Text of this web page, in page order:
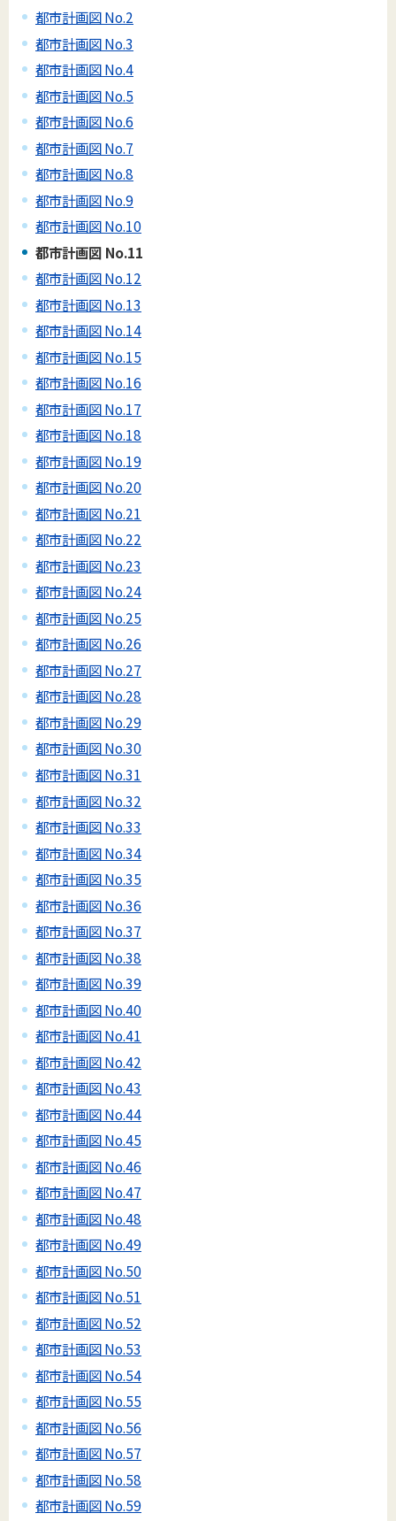
都市計画図 No.2
都市計画図 No.3
都市計画図 No.4
都市計画図 No.5
都市計画図 No.6
都市計画図 No.7
都市計画図 No.8
都市計画図 No.9
都市計画図 No.10
都市計画図 No.11
都市計画図 No.12
都市計画図 No.13
都市計画図 No.14
都市計画図 No.15
都市計画図 No.16
都市計画図 No.17
都市計画図 No.18
都市計画図 No.19
都市計画図 No.20
都市計画図 No.21
都市計画図 No.22
都市計画図 No.23
都市計画図 No.24
都市計画図 No.25
都市計画図 No.26
都市計画図 No.27
都市計画図 No.28
都市計画図 No.29
都市計画図 No.30
都市計画図 No.31
都市計画図 No.32
都市計画図 No.33
都市計画図 No.34
都市計画図 No.35
都市計画図 No.36
都市計画図 No.37
都市計画図 No.38
都市計画図 No.39
都市計画図 No.40
都市計画図 No.41
都市計画図 No.42
都市計画図 No.43
都市計画図 No.44
都市計画図 No.45
都市計画図 No.46
都市計画図 No.47
都市計画図 No.48
都市計画図 No.49
都市計画図 No.50
都市計画図 No.51
都市計画図 No.52
都市計画図 No.53
都市計画図 No.54
都市計画図 No.55
都市計画図 No.56
都市計画図 No.57
都市計画図 No.58
都市計画図 No.59